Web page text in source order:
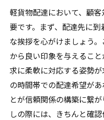
軽貨物配達において、顧
要です。まず、配達先に
な挨拶を心がけましょう
から良い印象を与えるこ
求に柔軟に対応する姿勢
の時間帯での配達希望が
とが信頼関係の構築に繋
しの際には、きちんと確